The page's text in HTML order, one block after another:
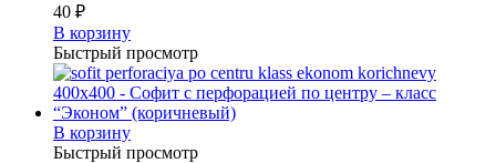
40 ₽
В корзину
Быстрый просмотр
В корзину
Быстрый просмотр